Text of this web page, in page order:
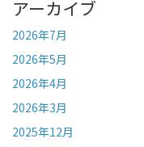
アーカイブ
2026年7月
2026年5月
2026年4月
2026年3月
2025年12月